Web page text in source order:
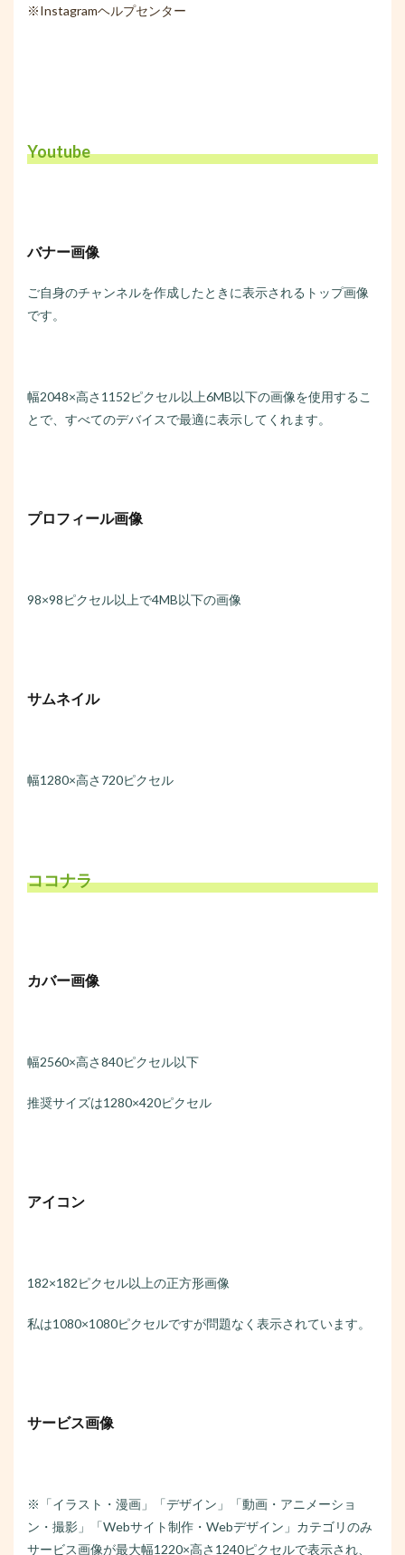
※Instagramヘルプセンター
Youtube
バナー画像
ご自身のチャンネルを作成したときに表示されるトップ画像
です。
幅2048×高さ1152ピクセル以上6MB以下の画像を使用するこ
とで、すべてのデバイスで最適に表示してくれます。
プロフィール画像
98×98ピクセル以上で4MB以下の画像
サムネイル
幅1280×高さ720ピクセル
ココナラ
カバー画像
幅2560×高さ840ピクセル以下
推奨サイズは1280×420ピクセル
アイコン
182×182ピクセル以上の正方形画像
私は1080×1080ピクセルですが問題なく表示されています。
サービス画像
※「イラスト・漫画」「デザイン」「動画・アニメーショ
ン・撮影」「Webサイト制作・Webデザイン」カテゴリのみ
サービス画像が最大幅1220×高さ1240ピクセルで表示され、